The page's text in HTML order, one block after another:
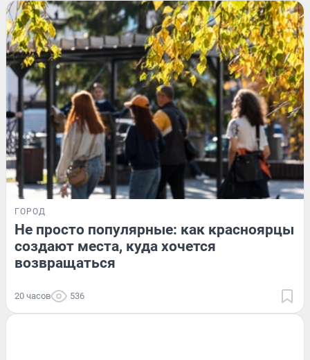
ГОРОД
Не просто популярные: как красноярцы
создают места, куда хочется
возвращаться
20 часов 536